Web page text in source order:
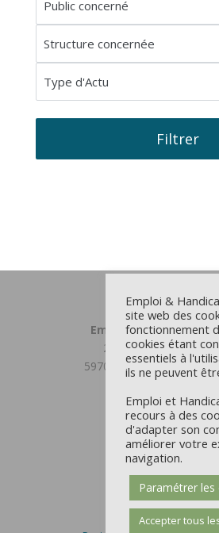
concerné
concernée
d'Actu
Filtrer
Emploi et Handicap
23 chemin du Moulin
59708 MARCQ EN
03 59 31 81 00
Antenne
22 rue d’Orchies -
59504 DOUAI
03 59 31 81 00
Mentions Légales
Politique des
Emploi &
site web des
fonctionnement
cookies étant
essentiels à
ils ne peuvent
Emploi et
recours à des
d'adapter son
améliorer votre
navigation.
Paramétrer les
Accepter tous